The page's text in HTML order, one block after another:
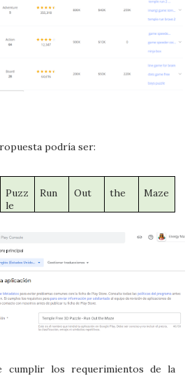
podría ser:
Puzz
le
Run Out the Maze
cumplir los requerimientos de la